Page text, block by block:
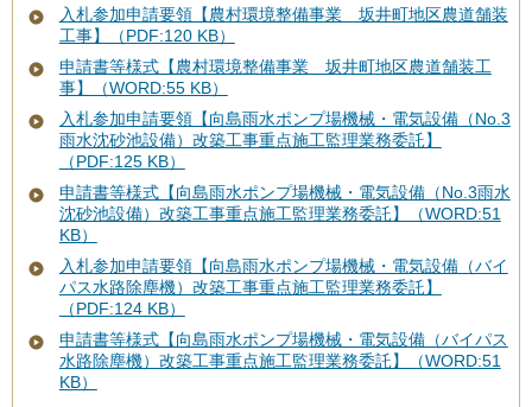
入札参加申請要領【農村環境整備事業 坂井町地区農道舗装
工事】（PDF:120 KB）
申請書等様式【農村環境整備事業 坂井町地区農道舗装工
事】（WORD:55 KB）
入札参加申請要領【向島雨水ポンプ場機械・電気設備（No.3
雨水沈砂池設備）改築工事重点施工監理業務委託】
（PDF:125 KB）
申請書等様式【向島雨水ポンプ場機械・電気設備（No.3雨水
沈砂池設備）改築工事重点施工監理業務委託】（WORD:51
KB）
入札参加申請要領【向島雨水ポンプ場機械・電気設備（バイ
パス水路除塵機）改築工事重点施工監理業務委託】
（PDF:124 KB）
申請書等様式【向島雨水ポンプ場機械・電気設備（バイパス
水路除塵機）改築工事重点施工監理業務委託】（WORD:51
KB）